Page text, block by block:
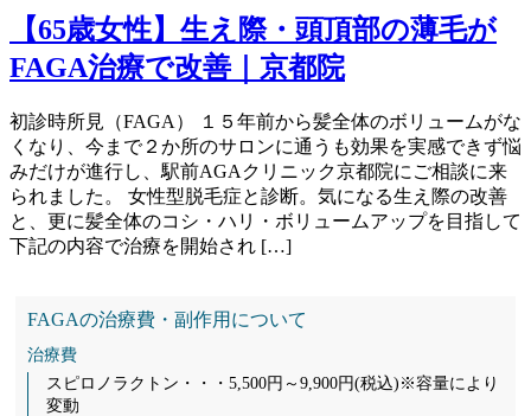
【65歳女性】生え際・頭頂部の薄毛が
FAGA治療で改善｜京都院
初診時所見（FAGA） １５年前から髪全体のボリュームがな
くなり、今まで２か所のサロンに通うも効果を実感できず悩
みだけが進行し、駅前AGAクリニック京都院にご相談に来
られました。 女性型脱毛症と診断。気になる生え際の改善
と、更に髪全体のコシ・ハリ・ボリュームアップを目指して
下記の内容で治療を開始され […]
FAGAの治療費・副作用について
治療費
スピロノラクトン・・・5,500円～9,900円(税込)※容量により
変動